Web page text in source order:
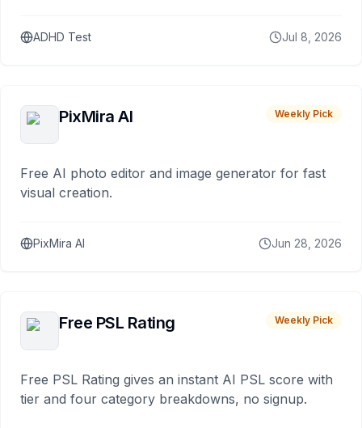
ADHD Test Jul 8, 2026
PixMira AI Weekly Pick
Free AI photo editor and image generator for fast
visual creation.
PixMira AI Jun 28, 2026
Free PSL Rating Weekly Pick
Free PSL Rating gives an instant AI PSL score with
tier and four category breakdowns, no signup.